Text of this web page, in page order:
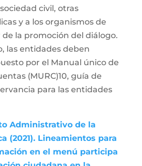
civil, otras
y a los organismos de
la promoción del diálogo.
las entidades deben
por el Manual único de
(MURC)10, guía de
para las entidades
Administrativo de la
(2021). Lineamientos para
en el menú participa